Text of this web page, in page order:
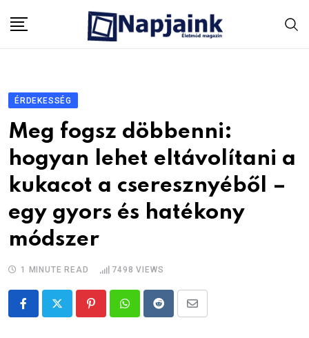
ÉRDEKESSÉG
Meg fogsz döbbenni:
hogyan lehet eltávolítani a
kukacot a cseresznyéből –
egy gyors és hatékony
módszer
1 MINUTE READ 7498 VIEWS
PinterestWhatsappRedditShare